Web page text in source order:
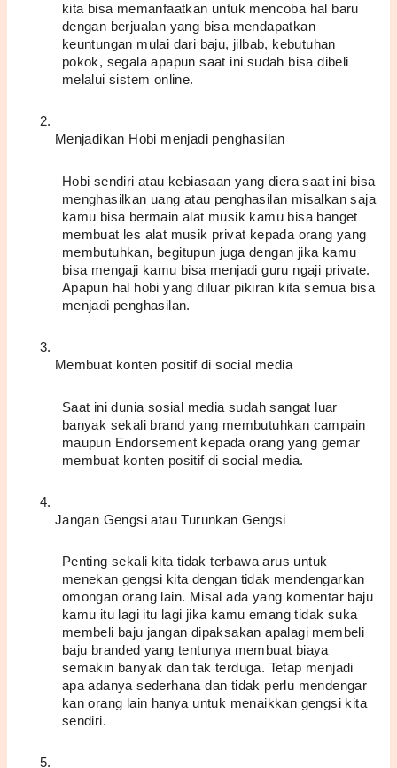
kita bisa memanfaatkan untuk mencoba hal baru
dengan berjualan yang bisa mendapatkan
keuntungan mulai dari baju, jilbab, kebutuhan
pokok, segala apapun saat ini sudah bisa dibeli
melalui sistem online.
Menjadikan Hobi menjadi penghasilan
Hobi sendiri atau kebiasaan yang diera saat ini bisa
menghasilkan uang atau penghasilan misalkan saja
kamu bisa bermain alat musik kamu bisa banget
membuat les alat musik privat kepada orang yang
membutuhkan, begitupun juga dengan jika kamu
bisa mengaji kamu bisa menjadi guru ngaji private.
Apapun hal hobi yang diluar pikiran kita semua bisa
menjadi penghasilan.
Membuat konten positif di social media
Saat ini dunia sosial media sudah sangat luar
banyak sekali brand yang membutuhkan campain
maupun Endorsement kepada orang yang gemar
membuat konten positif di social media.
Jangan Gengsi atau Turunkan Gengsi
Penting sekali kita tidak terbawa arus untuk
menekan gengsi kita dengan tidak mendengarkan
omongan orang lain. Misal ada yang komentar baju
kamu itu lagi itu lagi jika kamu emang tidak suka
membeli baju jangan dipaksakan apalagi membeli
baju branded yang tentunya membuat biaya
semakin banyak dan tak terduga. Tetap menjadi
apa adanya sederhana dan tidak perlu mendengar
kan orang lain hanya untuk menaikkan gengsi kita
sendiri.